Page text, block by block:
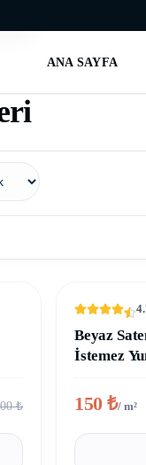
ANA SAYFA
₺
%25
Beyaz
İstemez
150₺/ m²